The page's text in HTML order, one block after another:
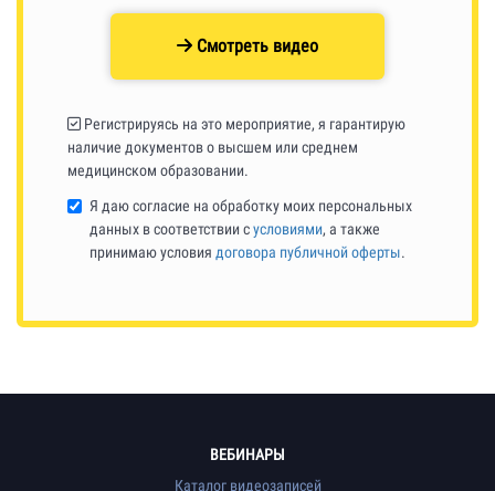
Смотреть видео
Регистрируясь на это мероприятие, я гарантирую
наличие документов о высшем или среднем
медицинском образовании.
Я даю согласие на обработку моих персональных
данных в соответствии сусловиями, а также
принимаю условия договора публичной оферты.
ВЕБИНАРЫ
Каталог видеозаписей